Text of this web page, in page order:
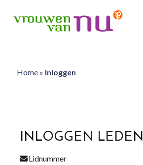
Home» Inloggen
INLOGGEN LEDEN
Lidnummer